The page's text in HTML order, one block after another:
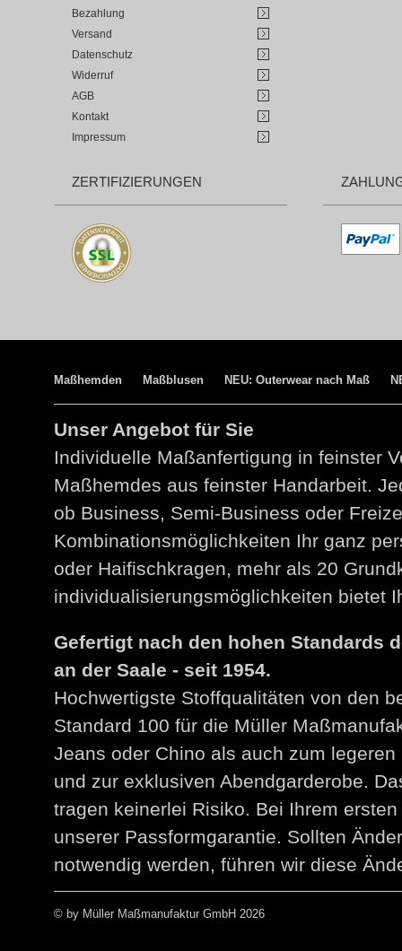
Bezahlung
Versand
Datenschutz
Widerruf
AGB
Kontakt
Impressum
ZERTIFIZIERUNGEN
Maßhemden Maßblusen NEU: Outerwear nach Maß
Unser Angebot für Sie
Individuelle Maßanfertigung in feinster
Maßhemdes aus feinster Handarbeit.
ob Business, Semi-Business oder
Kombinationsmöglichkeiten Ihr ganz
oder Haifischkragen, mehr als 20
individualisierungsmöglichkeiten bietet
Gefertigt nach den hohen Standards
an der Saale - seit 1954.
Hochwertigste Stoffqualitäten von den
Standard 100 für die Müller
Jeans oder Chino als auch zum
und zur exklusiven Abendgarderobe.
tragen keinerlei Risiko. Bei Ihrem
unserer Passformgarantie. Sollten
notwendig werden, führen wir diese
© by Müller Maßmanufaktur GmbH 2026